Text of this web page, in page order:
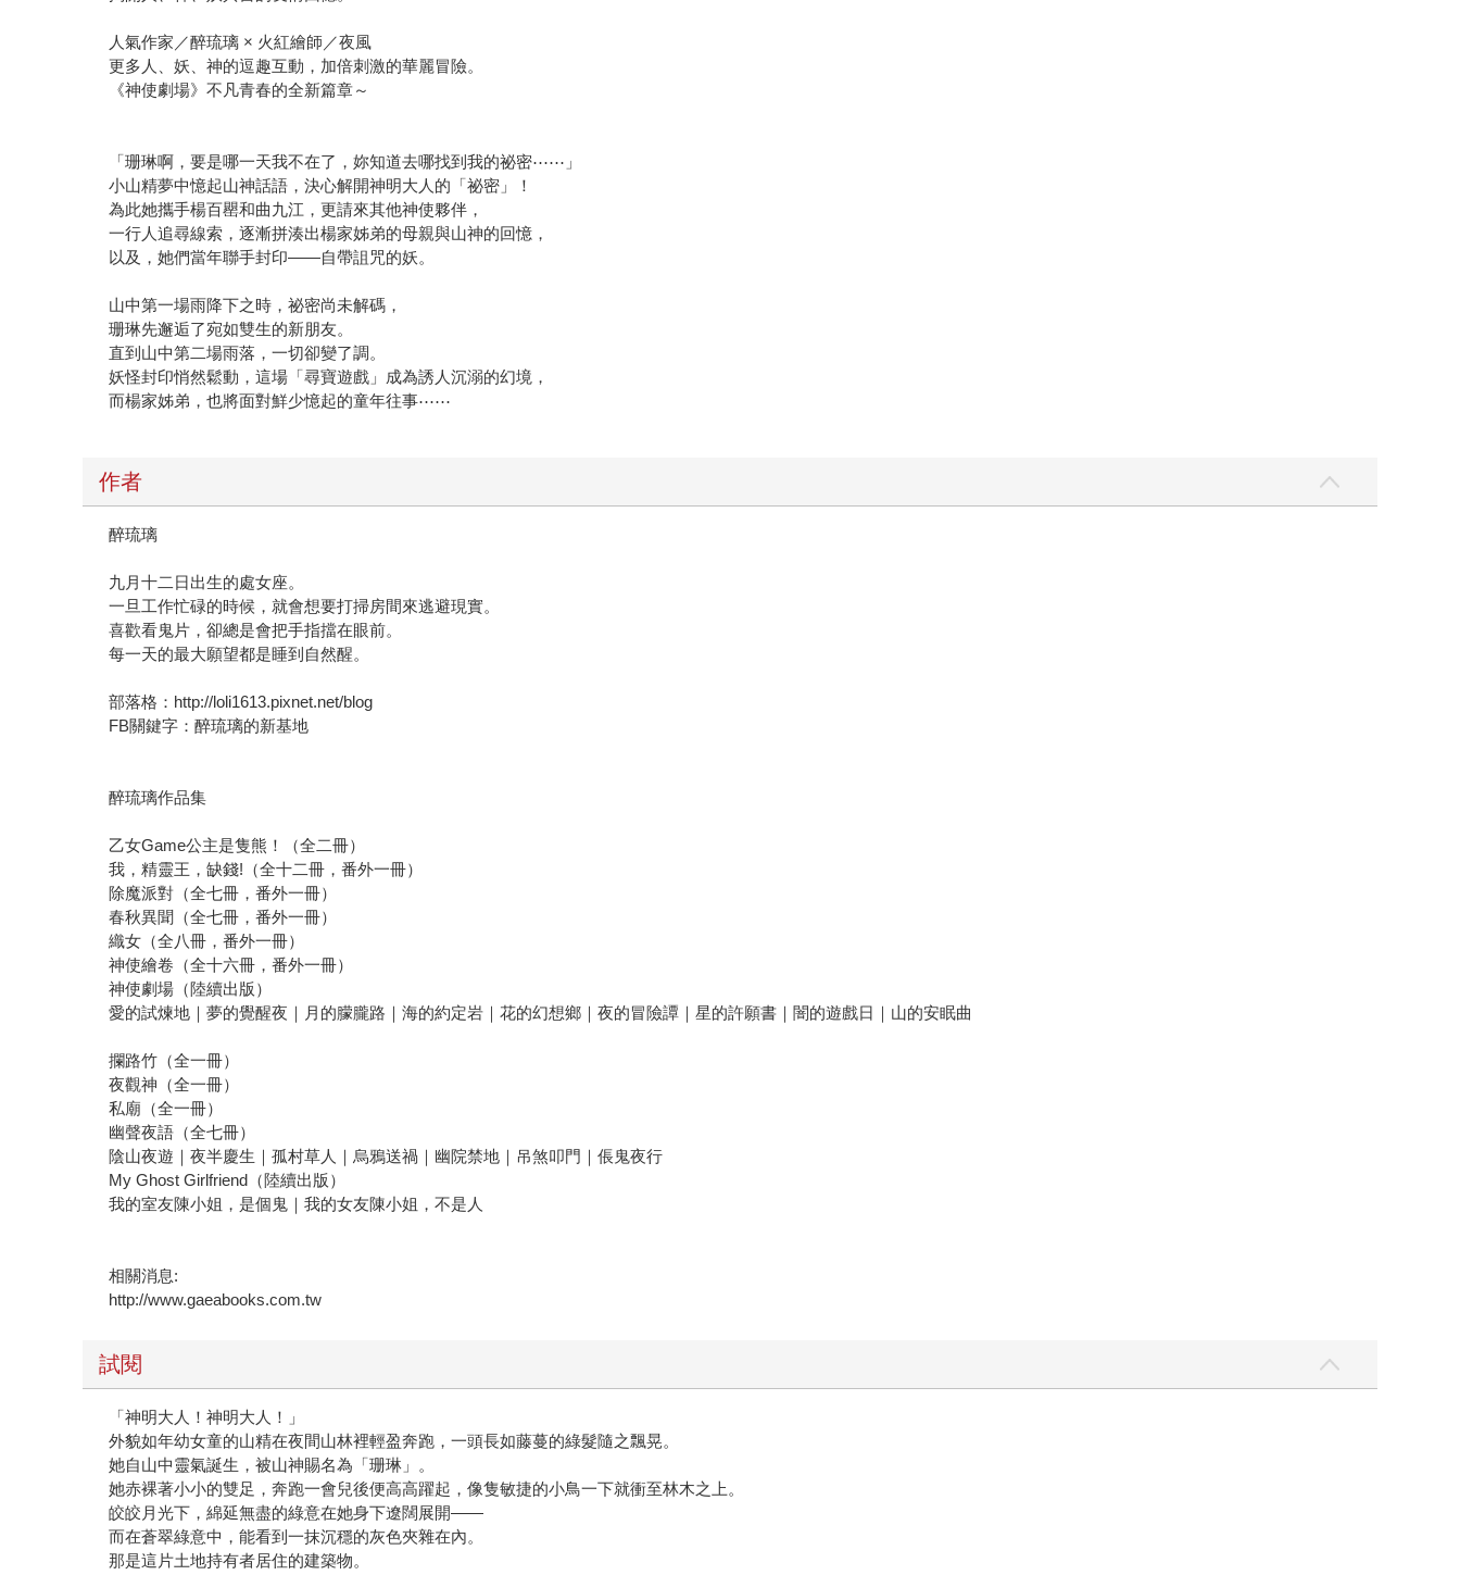
人氣作家／醉琉璃 × 火紅繪師／夜風
更多人、妖、神的逗趣互動，加倍刺激的華麗冒險。
《神使劇場》不凡青春的全新篇章～
「珊琳啊，要是哪一天我不在了，妳知道去哪找到我的祕密⋯⋯」
小山精夢中憶起山神話語，決心解開神明大人的「祕密」！
為此她攜手楊百罌和曲九江，更請來其他神使夥伴，
一行人追尋線索，逐漸拼湊出楊家姊弟的母親與山神的回憶，
以及，她們當年聯手封印——自帶詛咒的妖。
山中第一場雨降下之時，祕密尚未解碼，
珊琳先邂逅了宛如雙生的新朋友。
直到山中第二場雨落，一切卻變了調。
妖怪封印悄然鬆動，這場「尋寶遊戲」成為誘人沉溺的幻境，
而楊家姊弟，也將面對鮮少憶起的童年往事⋯⋯
作者
醉琉璃
九月十二日出生的處女座。
一旦工作忙碌的時候，就會想要打掃房間來逃避現實。
喜歡看鬼片，卻總是會把手指擋在眼前。
每一天的最大願望都是睡到自然醒。
部落格：http://loli1613.pixnet.net/blog
FB關鍵字：醉琉璃的新基地
醉琉璃作品集
乙女Game公主是隻熊！（全二冊）
我，精靈王，缺錢!（全十二冊，番外一冊）
除魔派對（全七冊，番外一冊）
春秋異聞（全七冊，番外一冊）
織女（全八冊，番外一冊）
神使繪卷（全十六冊，番外一冊）
神使劇場（陸續出版）
愛的試煉地｜夢的覺醒夜｜月的朦朧路｜海的約定岩｜花的幻想鄉｜夜的冒險譚｜星的許願書｜闇的遊戲日｜山的安眠曲
攔路竹（全一冊）
夜觀神（全一冊）
私廟（全一冊）
幽聲夜語（全七冊）
陰山夜遊｜夜半慶生｜孤村草人｜烏鴉送禍｜幽院禁地｜吊煞叩門｜倀鬼夜行
My Ghost Girlfriend（陸續出版）
我的室友陳小姐，是個鬼｜我的女友陳小姐，不是人
相關消息:
http://www.gaeabooks.com.tw
試閱
「神明大人！神明大人！」
外貌如年幼女童的山精在夜間山林裡輕盈奔跑，一頭長如藤蔓的綠髮隨之飄晃。
她自山中靈氣誕生，被山神賜名為「珊琳」。
她赤裸著小小的雙足，奔跑一會兒後便高高躍起，像隻敏捷的小鳥一下就衝至林木之上。
皎皎月光下，綿延無盡的綠意在她身下遼闊展開——
而在蒼翠綠意中，能看到一抹沉穩的灰色夾雜在內。
那是這片土地持有者居住的建築物。